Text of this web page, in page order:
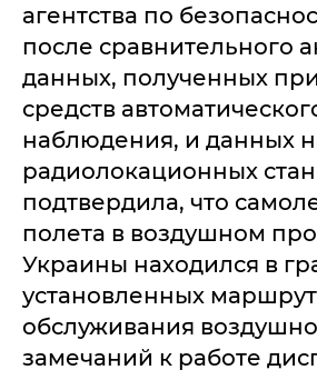
агентства по
после сравнительного
данных, полученных
средств
наблюдения, и данных
радиолокационных
подтвердила, что
полета в воздушном
Украины находился в
установленных
обслуживания
замечаний к работе